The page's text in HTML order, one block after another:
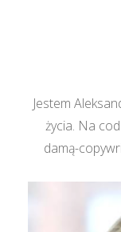
Jestem
życia. Na
damą-